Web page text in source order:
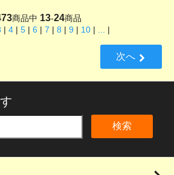
商品中 13-24商品
| 4 | 5 | 6 | 7 | 8 | 9 | 10 | ... |
次へ
検索